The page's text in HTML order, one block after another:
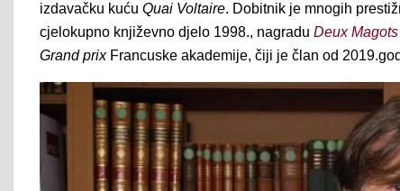
izdavačku kuću Quai Voltaire. Dobitnik je mnogih
cjelokupno književno djelo 1998., nagradu Deux Magots
Grand prixFrancuske akademije, čiji je član od